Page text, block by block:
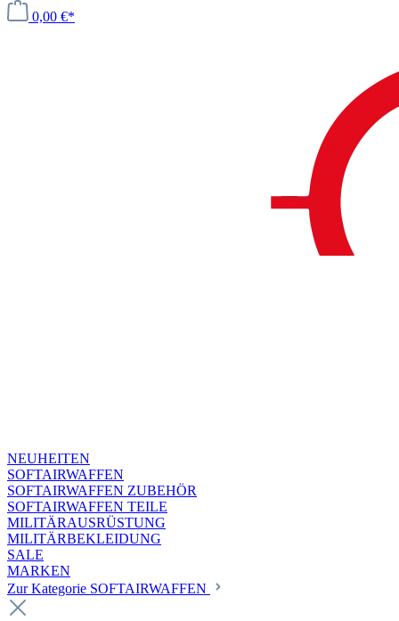
0,00 €*
NEUHEITEN
SOFTAIRWAFFEN
SOFTAIRWAFFEN ZUBEHÖR
SOFTAIRWAFFEN TEILE
MILITÄRAUSRÜSTUNG
MILITÄRBEKLEIDUNG
SALE
MARKEN
Zur Kategorie SOFTAIRWAFFEN